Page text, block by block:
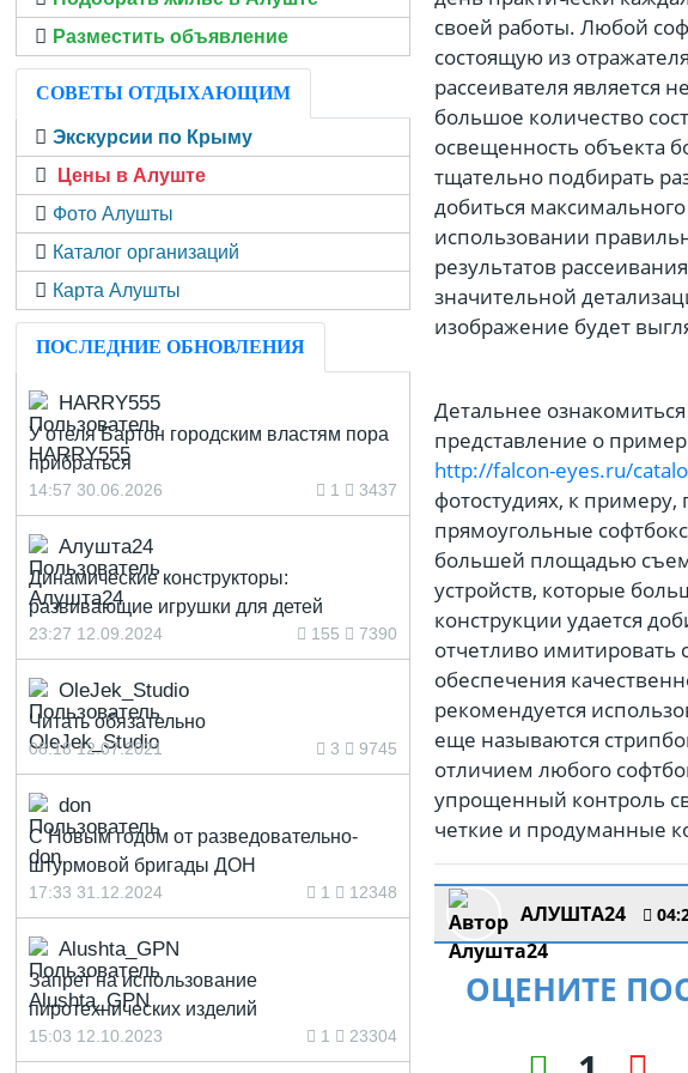
своей работы. Любой
состоящую из
рассеивателя является
большое количество
освещенность объекта
тщательно подбирать
добиться
использовании
результатов
значительной
изображение будет
Детальнее
представление о
http://falcon-eyes.ru/
фотостудиях, к
прямоугольные
большей площадью
устройств, которые
конструкции удается
отчетливо имитировать
обеспечения
рекомендуется
еще называются
отличием любого
упрощенный контроль
четкие и продуманные
АЛУШТА24
ОЦЕНИТЕ
Разместить объявление
СОВЕТЫ ОТДЫХАЮЩИМ
Экскурсии по Крыму
Цены в Алуште
Фото Алушты
Каталог организаций
Карта Алушты
ПОСЛЕДНИЕ ОБНОВЛЕНИЯ
HARRY555
У отеля Бартон городским властям пора
прибраться
14:57 30.06.2026 1 3437
Алушта24
Динамические конструкторы:
развивающие игрушки для детей
23:27 12.09.2024 155 7390
OleJek_Studio
Читать обязательно
08:18 12.07.2021 3 9745
don
С Новым годом от разведовательно-
штурмовой бригады ДОН
17:33 31.12.2024 1 12348
Alushta_GPN
Запрет на использование
пиротехнических изделий
15:03 12.10.2023 1 23304